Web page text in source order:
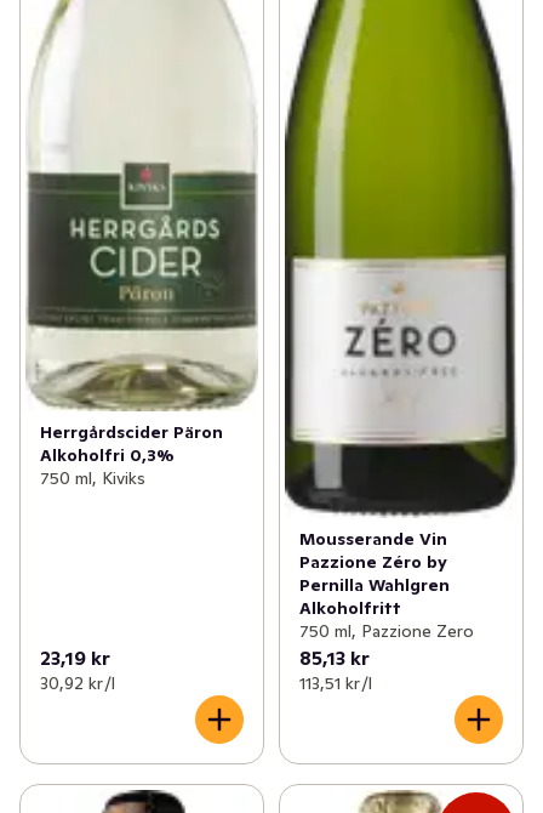
Herrgårdscider Päron
Alkoholfri 0,3%
750 ml, Kiviks
23,19 kr
30,92 kr /l
Mousserande Vin
Pazzione Zéro by
Pernilla Wahlgren
Alkoholfritt
750 ml, Pazzione Zero
85,13 kr
113,51 kr /l